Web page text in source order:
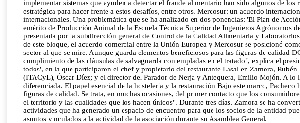
implementar sistemas que ayuden a detectar el fraude alimentario han sido algunos de
estratégica para hacer frente a estos desafíos, entre otros. Mercosur: un acuerdo
internacionales. Una problemática que se ha analizado en dos ponencias: 'El Plan de
emérito de Producción Animal de la Escuela Técnica Superior de Ingenieros
presentada por la subdirección general de Control de la Calidad Alimentaria y
de este bloque, el acuerdo comercial entre la Unión Europea y Mercosur se posicionó
sector al que se mire. Aunque guarda elementos beneficiosos para las figuras de calidad
cumplimiento de las cláusulas de salvaguarda contempladas en el tratado", explica el
todos', en la que participaron el chef y propietario del restaurante Lasal en Zamora,
(ITACyL), Óscar Díez; y el director del Parador de Nerja y Antequera, Emilio Mojón. A
diferenciada. El papel esencial de la hostelería y la restauración Bajo este marco,
figuras de calidad. Se trata, en muchas ocasiones, del primer contacto que los
el territorio y las cualidades que los hacen únicos". Durante tres días, Zamora se ha
actividades que ha generado un espacio de encuentro para que los socios de la entidad
asuntos vinculados a la actividad de la asociación durante su Asamblea General.